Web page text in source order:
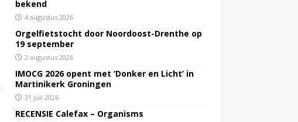
bekend
4 augustus 2026
Orgelfietstocht door Noordoost-Drenthe op
19 september
2 augustus 2026
IMOCG 2026 opent met ‘Donker en Licht’ in
Martinikerk Groningen
31 juli 2026
RECENSIE Calefax – Organisms